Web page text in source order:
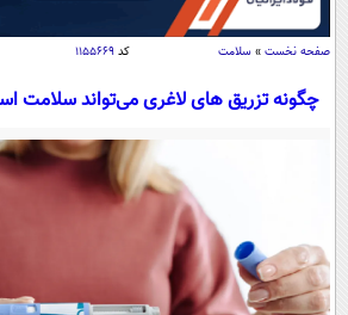
اقتصاد
اقتصادی
جامعه
محیط زیست
بین الملل
سیاست خارجی
فرهنگ و هنر
صفحه نخست » سلامت کد۱۱۵۵۶۶۹
چگونه تزریق‌ های لاغری می‌تواند سلامت